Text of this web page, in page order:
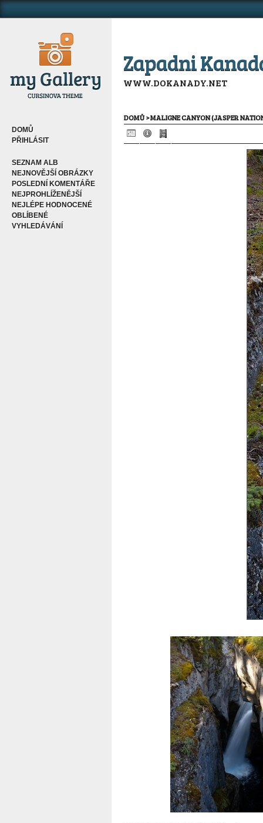
DOMŮ
PŘIHLÁSIT
SEZNAM ALB
NEJNOVĚJŠÍ OBRÁZKY
POSLEDNÍ KOMENTÁŘE
NEJPROHLÍŽENĚJŠÍ
NEJLÉPE HODNOCENÉ
OBLÍBENÉ
VYHLEDÁVÁNÍ
Zapadni
WWW.DOKANADY.NET
DOMŮ>MALIGNE CANYON (JASPER